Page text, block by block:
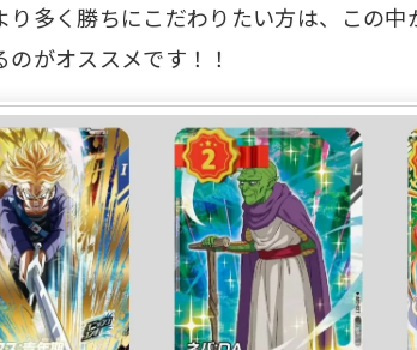
り多く勝ちにこだわりたい方は、この中
のがオススメです！！